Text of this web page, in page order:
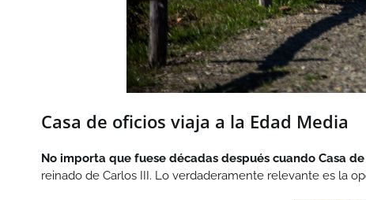
Casa de oficios viaja a la Edad Media
No importa que fuese décadas después cuando Casa
reinado de Carlos III. Lo verdaderamente relevante es la